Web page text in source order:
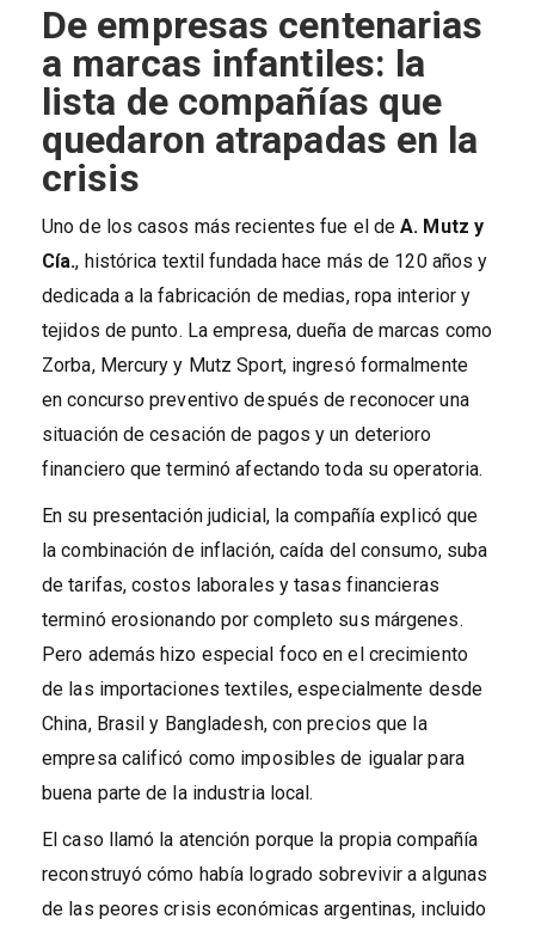
De empresas centenarias
a marcas infantiles: la
lista de compañías que
quedaron atrapadas en la
crisis
Uno de los casos más recientes fue el deA. Mutz y
Cía., histórica textil fundada hace más de 120 años y
dedicada a la fabricación de medias, ropa interior y
tejidos de punto. La empresa, dueña de marcas como
Zorba, Mercury y Mutz Sport, ingresó formalmente
en concurso preventivo después de reconocer una
situación de cesación de pagos y un deterioro
financiero que terminó afectando toda su operatoria.
En su presentación judicial, la compañía explicó que
la combinación de inflación, caída del consumo, suba
de tarifas, costos laborales y tasas financieras
terminó erosionando por completo sus márgenes.
Pero además hizo especial foco en el crecimiento
de las importaciones textiles, especialmente desde
China, Brasil y Bangladesh, con precios que la
empresa calificó como imposibles de igualar para
buena parte de la industria local.
El caso llamó la atención porque la propia compañía
reconstruyó cómo había logrado sobrevivir a algunas
de las peores crisis económicas argentinas, incluido